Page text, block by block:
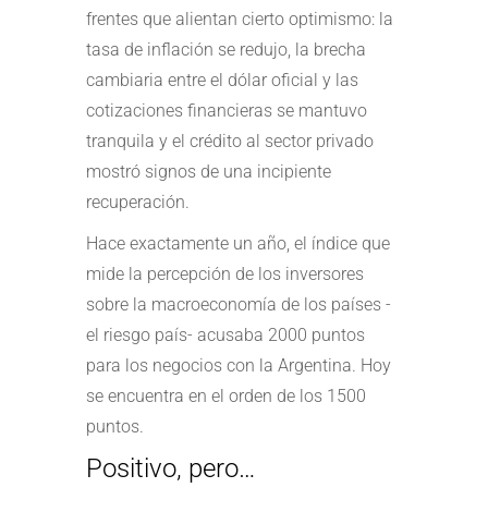
frentes que alientan cierto optimismo: la
tasa de inflación se redujo, la brecha
cambiaria entre el dólar oficial y las
cotizaciones financieras se mantuvo
tranquila y el crédito al sector privado
mostró signos de una incipiente
recuperación.
Hace exactamente un año, el índice que
mide la percepción de los inversores
sobre la macroeconomía de los países -
el riesgo país- acusaba 2000 puntos
para los negocios con la Argentina. Hoy
se encuentra en el orden de los 1500
puntos.
Positivo, pero…